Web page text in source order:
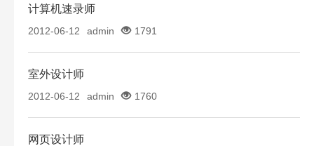
计算机速录师
2012-06-12 admin 1791
室外设计师
2012-06-12 admin 1760
网页设计师